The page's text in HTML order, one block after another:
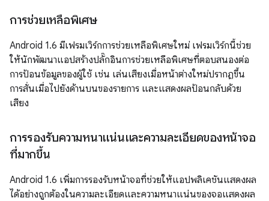
การช่วยเหลือพิเศษ
Android 1.6 มีเฟรมเวิร์กการช่วยเหลือพิเศษใหม่ เฟรมเวิร์กนี้ช่วย
ให้นักพัฒนาแอปสร้างปลั๊กอินการช่วยเหลือพิเศษที่ตอบสนองต่อ
การป้อนข้อมูลของผู้ใช้ เช่น เล่นเสียงเมื่อหน้าต่างใหม่ปรากฏขึ้น
การสั่นเมื่อไปยังด้านบนของรายการ และแสดงผลป้อนกลับด้วย
เสียง
การรองรับความหนาแน่นและความละเอียดของหน้าจอ
ที่มากขึ้น
Android 1.6 เพิ่มการรองรับหน้าจอที่ช่วยให้แอปพลิเคชันแสดงผล
ได้อย่างถูกต้องในความละเอียดและความหนาแน่นของจอแสดงผล